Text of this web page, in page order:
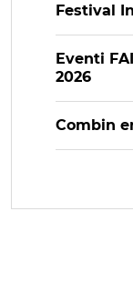
Festival
Eventi
2026
Combin